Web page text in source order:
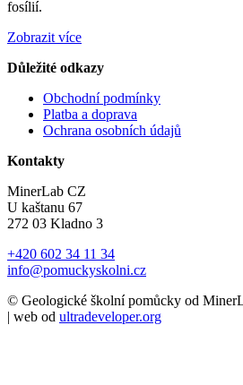
fosílií.
Zobrazit více
Důležité odkazy
Obchodní podmínky
Platba a doprava
Ochrana osobních údajů
Kontakty
MinerLab CZ
U kaštanu 67
272 03 Kladno 3
+420 602 34 11 34
info@pomuckyskolni.cz
© Geologické školní pomůcky od
| web od ultradeveloper.org